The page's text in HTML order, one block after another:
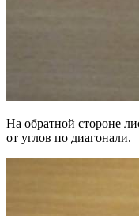
На обратной стороне
от углов по диагонали.